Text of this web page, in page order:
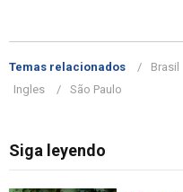
Temas relacionados Brasil
Ingles
São Paulo
Siga leyendo